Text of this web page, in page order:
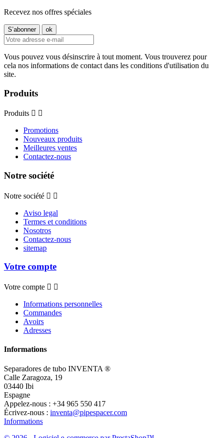
Recevez nos offres spéciales
Vous pouvez vous désinscrire à tout moment. Vous trouverez pour
cela nos informations de contact dans les conditions d'utilisation du
site.
Produits
Produits  
Promotions
Nouveaux produits
Meilleures ventes
Contactez-nous
Notre société
Notre société  
Aviso legal
Termes et conditions
Nosotros
Contactez-nous
sitemap
Votre compte
Votre compte  
Informations personnelles
Commandes
Avoirs
Adresses
Informations
Separadores de tubo INVENTA ®
Calle Zaragoza, 19
03440 Ibi
Espagne
Appelez-nous : +34 965 550 417
Écrivez-nous : inventa@pipespacer.com
Informations